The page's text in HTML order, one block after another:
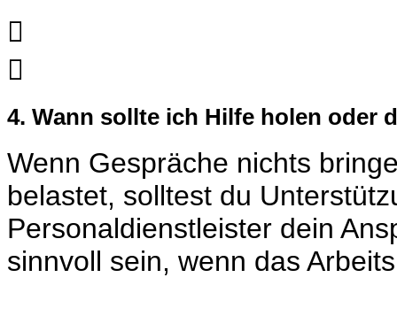


4. Wann sollte ich Hilfe holen oder
Wenn Gespräche nichts
belastet, solltest du
Personaldienstleister dein
sinnvoll sein, wenn das